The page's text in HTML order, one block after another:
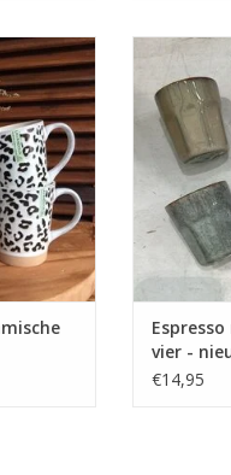
panter
Espresso
vier -
€14,95